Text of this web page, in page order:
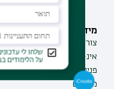
מידע וסיוע
צור קשר
אינ-בר מידע אישי לסטודנט
פנייה למנהל האתר
מכרזים